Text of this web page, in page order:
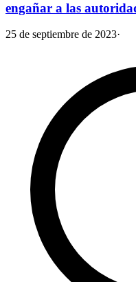
engañar a las
25 de septiembre de 2023·